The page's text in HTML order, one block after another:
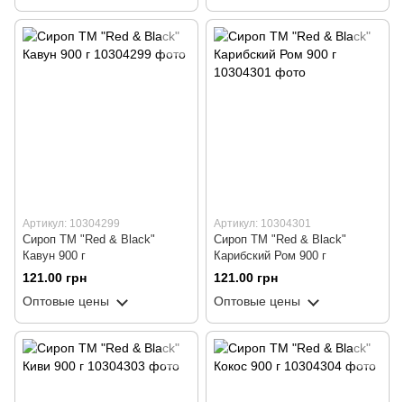
Артикул: 10304299
Сироп ТМ "Red & Black"
Кавун 900 г
121.00 грн
Оптовые цены
Артикул: 10304301
Сироп ТМ "Red & Black"
Карибский Ром 900 г
121.00 грн
Оптовые цены